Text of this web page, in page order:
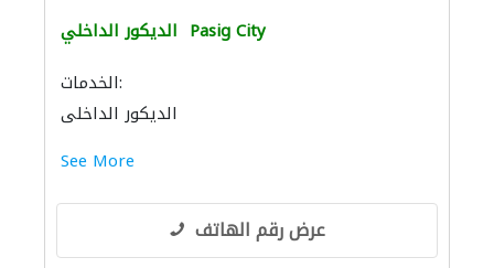
الديكور الداخلي Pasig City
الخدمات:
الديكور الداخلي
See More
عرض رقم الهاتف